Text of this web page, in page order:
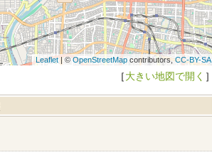
Leaflet| ©OpenStreetMapcontributors,CC-BY-SA
［大きい地図で開く ］